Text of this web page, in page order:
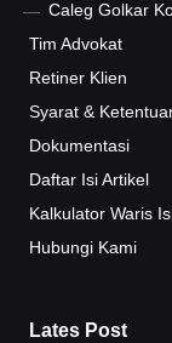
Caleg Golkar
Tim Advokat
Retiner Klien
Syarat &
Dokumentasi
Daftar Isi Artikel
Kalkulator Waris
Hubungi Kami
Lates Post